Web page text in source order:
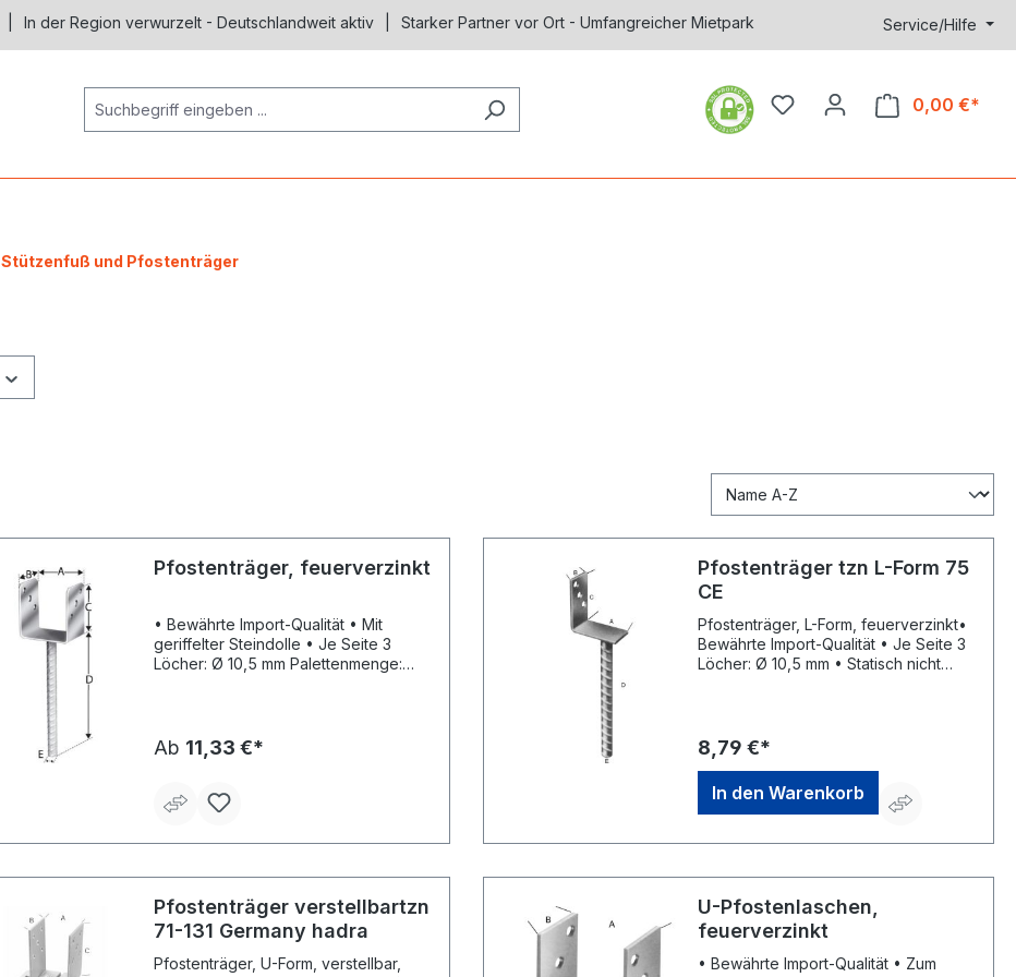
In der Region verwurzelt - Deutschlandweit aktiv Starker Partner vor Ort - Umfangreicher Mietpark Service/Hilfe
0,00 €*
Stützenfuß und Pfostenträger
Pfostenträger, feuerverzinkt
• Bewährte Import-Qualität • Mit
geriffelter Steindolle • Je Seite 3
Löcher: Ø 10,5 mm Palettenmenge:
Ab 11,33 €*
Pfostenträger tzn L-Form 75
CE
Pfostenträger, L-Form, feuerverzinkt•
Bewährte Import-Qualität • Je Seite 3
Löcher: Ø 10,5 mm • Statisch nicht
Deutscher Eisenhändler GmbH, EDE
Platz 1, 42389 Wuppertal, DE,
+4920260960, webkontakt@ede.de
8,79 €*
In den Warenkorb
Pfostenträger verstellbartzn
71-131 Germany hadra
Pfostenträger, U-Form, verstellbar,
U-Pfostenlaschen,
feuerverzinkt
• Bewährte Import-Qualität • Zum